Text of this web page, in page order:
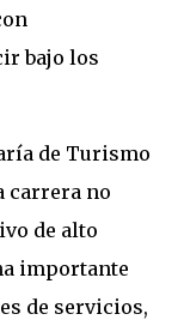
bajo los
de Turismo
carrera no
de alto
importante
de servicios,